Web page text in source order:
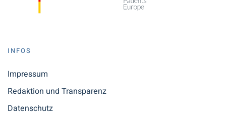
INFOS
Impressum
Redaktion und Transparenz
Datenschutz